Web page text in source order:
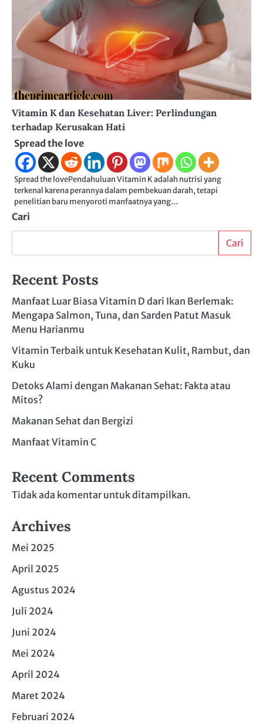
Vitamin K dan Kesehatan Liver: Perlindungan
terhadap Kerusakan Hati
Spread the love
Spread the lovePendahuluan Vitamin K adalah nutrisi yang
terkenal karena perannya dalam pembekuan darah, tetapi
penelitian baru menyoroti manfaatnya yang…
Cari
Cari
Recent Posts
Manfaat Luar Biasa Vitamin D dari Ikan Berlemak:
Mengapa Salmon, Tuna, dan Sarden Patut Masuk
Menu Harianmu
Vitamin Terbaik untuk Kesehatan Kulit, Rambut, dan
Kuku
Detoks Alami dengan Makanan Sehat: Fakta atau
Mitos?
Makanan Sehat dan Bergizi
Manfaat Vitamin C
Recent Comments
Tidak ada komentar untuk ditampilkan.
Archives
Mei 2025
April 2025
Agustus 2024
Juli 2024
Juni 2024
Mei 2024
April 2024
Maret 2024
Februari 2024